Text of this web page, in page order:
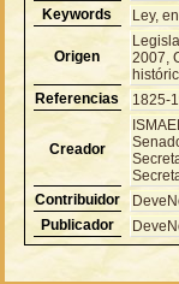
Keywords
Ley,
Origen
2007,
Referencias
1825-
Creador
Contribuidor
Publicador